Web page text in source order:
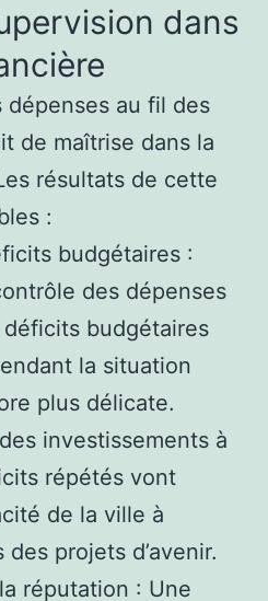
dans
dépenses au fil des
de maîtrise dans la
résultats de cette
:
budgétaires :
des dépenses
budgétaires
la situation
plus délicate.
investissements à
répétés vont
de la ville à
des projets d’avenir.
réputation : Une